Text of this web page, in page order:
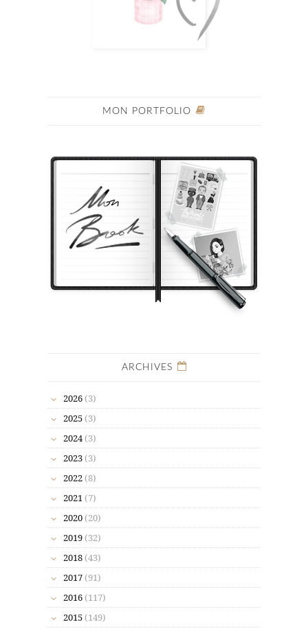
MON PORTFOLIO
ARCHIVES
2026 (3)
2025 (3)
2024 (3)
2023 (3)
2022 (8)
2021 (7)
2020 (20)
2019 (32)
2018 (43)
2017 (91)
2016 (117)
2015 (149)